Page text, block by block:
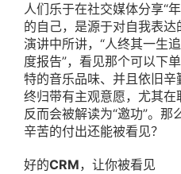
人们乐于在社交媒体分享“
的自己，是源于对自我表
演讲中所讲，“人终其一生
度报告”，看见那个可以下
特的音乐品味、并且依旧
终归带有主观意愿，尤其在
反而会被解读为“邀功”。
辛苦的付出还能被看见？
好的CRM，让你被看见